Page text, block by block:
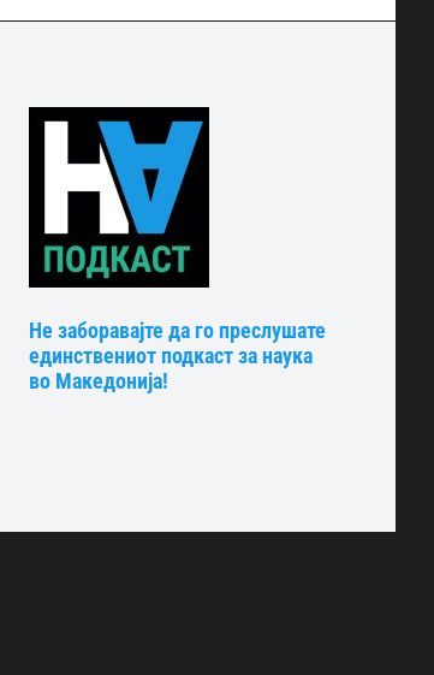
Не заборавајте да го преслушате
единствениот подкаст за наука
во Македонија!